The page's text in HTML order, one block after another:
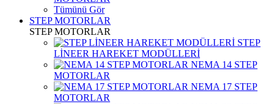
Tümünü Gör
STEP MOTORLAR
STEP MOTORLAR
STEP
LİNEER HAREKET MODÜLLERİ
NEMA 14 STEP
MOTORLAR
NEMA 17 STEP
MOTORLAR